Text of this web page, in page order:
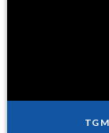
TG